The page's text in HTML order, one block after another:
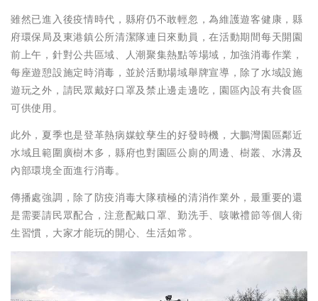
雖然已進入後疫情時代，縣府仍不敢輕忽，為維護遊客健康，縣
府環保局及東港鎮公所清潔隊連日來動員，在活動期間每天開園
前上午，針對公共區域、人潮聚集熱點等場域，加強消毒作業，
每座遊憩設施定時消毒，並於活動場域舉牌宣導，除了水域設施
遊玩之外，請民眾戴好口罩及禁止邊走邊吃，園區內設有共食區
可供使用。
此外，夏季也是登革熱病媒蚊孳生的好發時機，大鵬灣園區鄰近
水域且範圍廣樹木多，縣府也對園區公廁的周邊、樹叢、水溝及
內部環境全面進行消毒。
傳播處強調，除了防疫消毒大隊積極的清消作業外，最重要的還
是需要請民眾配合，注意配戴口罩、勤洗手、咳嗽禮節等個人衛
生習慣，大家才能玩的開心、生活如常。